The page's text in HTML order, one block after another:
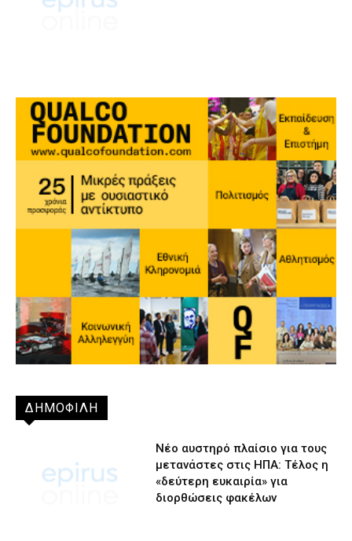
ΔΗΜΟΦΙΛΗ
Νέο αυστηρό πλαίσιο για τους
μετανάστες στις ΗΠΑ: Τέλος η
«δεύτερη ευκαιρία» για
διορθώσεις φακέλων